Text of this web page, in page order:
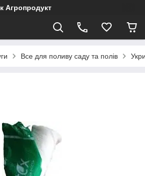
Агропродукт
Все для поливу саду та полів